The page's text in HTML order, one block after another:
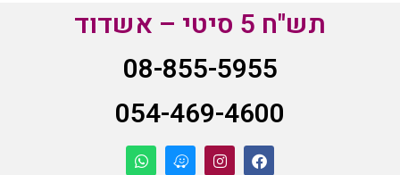
תש"ח 5 סיטי – אשדוד
08-855-5955
054-469-4600